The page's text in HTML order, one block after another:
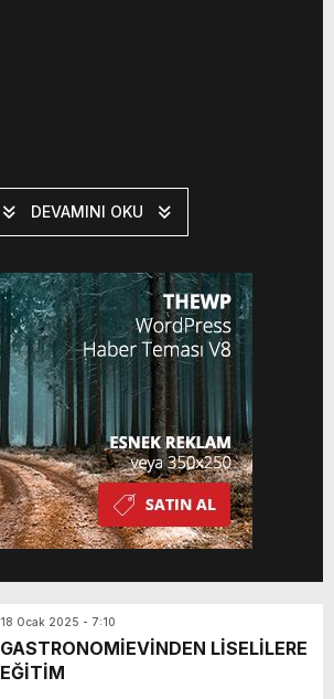
DEVAMINI OKU
18 Ocak 2025 - 7:10
GASTRONOMİEVİNDEN LİSELİLERE
EĞİTİM